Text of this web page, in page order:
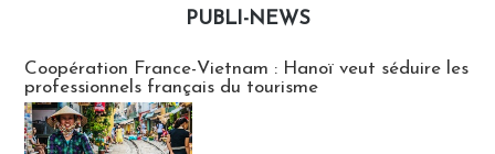
PUBLI-NEWS
Coopération France-Vietnam : Hanoï veut séduire les
professionnels français du tourisme